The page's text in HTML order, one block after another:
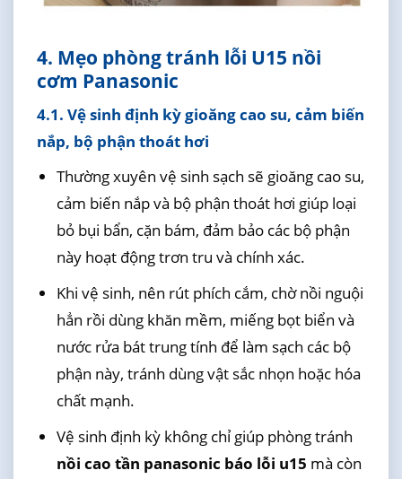
4. Mẹo phòng tránh lỗi U15 nồi
cơm Panasonic
4.1. Vệ sinh định kỳ gioăng cao su, cảm biến
nắp, bộ phận thoát hơi
Thường xuyên vệ sinh sạch sẽ gioăng cao su,
cảm biến nắp và bộ phận thoát hơi giúp loại
bỏ bụi bẩn, cặn bám, đảm bảo các bộ phận
này hoạt động trơn tru và chính xác.
Khi vệ sinh, nên rút phích cắm, chờ nồi nguội
hẳn rồi dùng khăn mềm, miếng bọt biển và
nước rửa bát trung tính để làm sạch các bộ
phận này, tránh dùng vật sắc nhọn hoặc hóa
chất mạnh.
Vệ sinh định kỳ không chỉ giúp phòng tránh
nồi cao tần panasonic báo lỗi u15 mà còn